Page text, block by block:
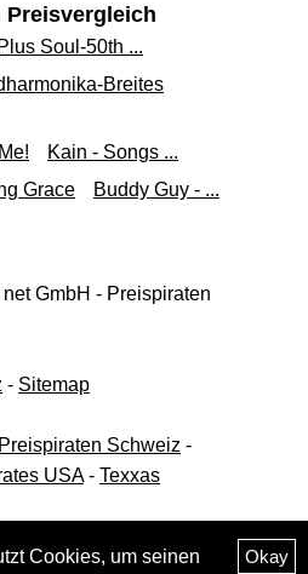
Preisvergleich
Soul-50th ...
Breites
Kain - Songs ...
Grace
Buddy Guy - ...
GmbH - Preispiraten
- Sitemap
Preispiraten Schweiz -
USA- Texxas
Okay
Cookies, um seinen